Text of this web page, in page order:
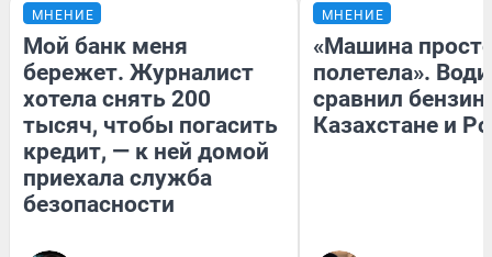
МНЕНИЕ
Мой банк меня
бережет. Журналист
хотела снять 200
тысяч, чтобы погасить
кредит, — к ней домой
приехала служба
безопасности
МНЕНИЕ
«Машина
полетела».
сравнил бензин
Казахстане и